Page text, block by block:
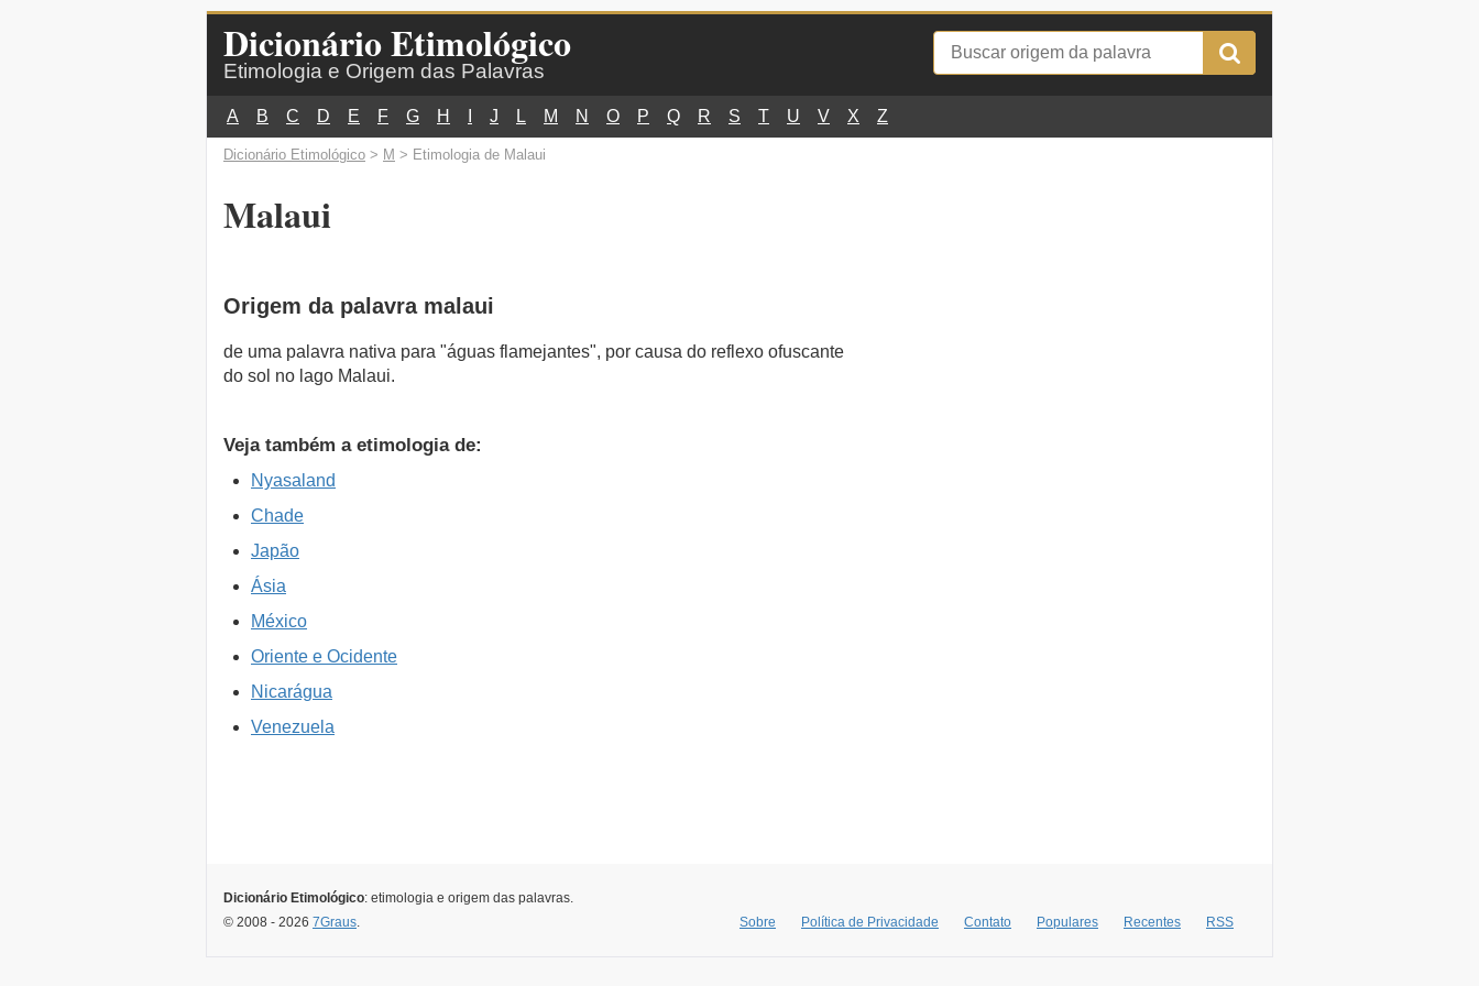
Dicionário Etimológico
Etimologia e Origem das Palavras
A B C D E F G H J L M N O P Q R S T U V X Z
Dicionário Etimológico > M > Etimologia de Malaui
Malaui
Origem da palavra malaui
de uma palavra nativa para "águas flamejantes", por causa do reflexo ofuscante
do sol no lago Malaui.
Veja também a etimologia de:
Nyasaland
Chade
Japão
Ásia
México
Oriente e Ocidente
Nicarágua
Venezuela
Sobre Política de Privacidade Contato Populares Recentes RSS
Dicionário Etimológico: etimologia e origem das palavras.
© 2008 - 2026 7Graus.